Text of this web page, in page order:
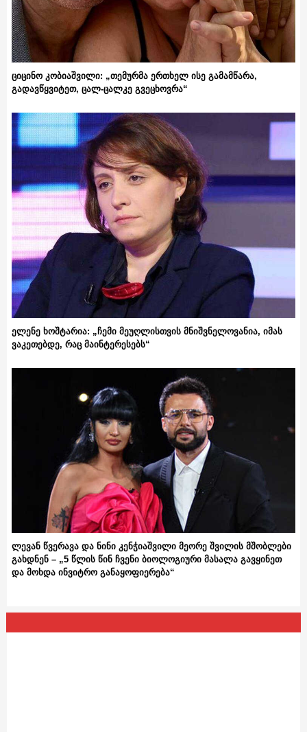
ციცინო კობიაშვილი: „თემურმა ერთხელ ისე გამამწარა,
გადავწყვიტეთ, ცალ-ცალკე გვეცხოვრა“
ელენე ხოშტარია: „ჩემი მეუღლისთვის მნიშვნელოვანია, იმას
ვაკეთებდე, რაც მაინტერესებს“
ლევან წვერავა და ნინი კენჭიაშვილი მეორე შვილის მშობლები
გახდნენ – „5 წლის წინ ჩვენი ბიოლოგიური მასალა გავყინეთ
და მოხდა ინვიტრო განაყოფიერება“